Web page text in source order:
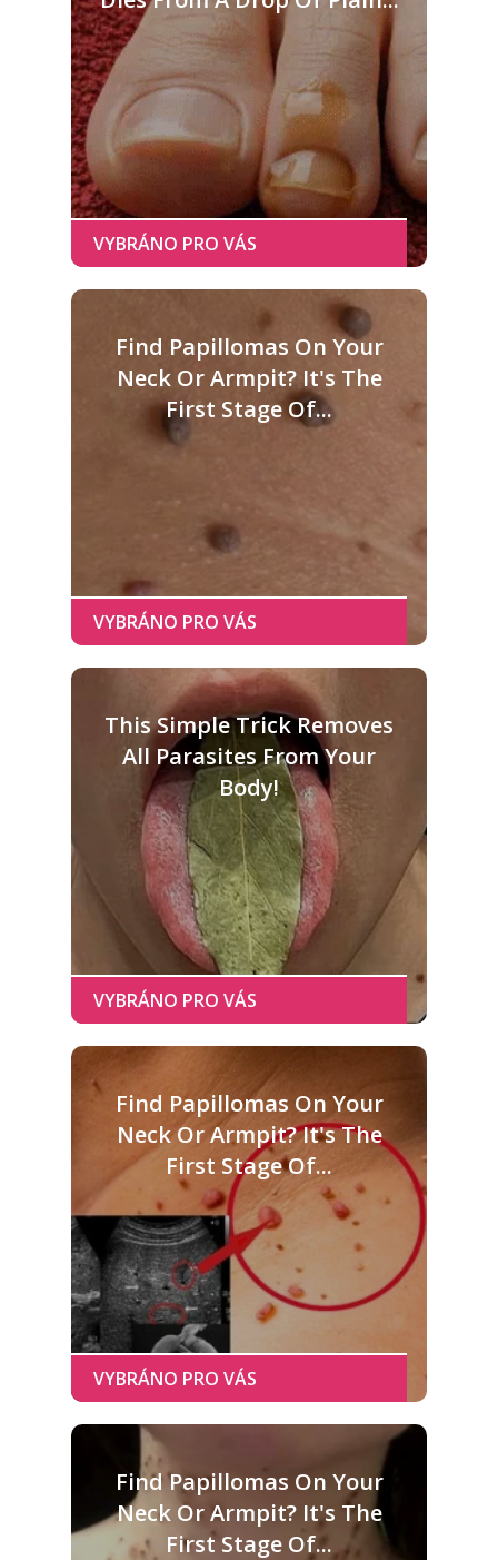
Find Papillomas On Your
Neck Or Armpit? It's The
First Stage Of...
This Simple Trick Removes
All Parasites From Your
Body!
Find Papillomas On Your
Neck Or Armpit? It's The
First Stage Of...
Find Papillomas On Your
Neck Or Armpit? It's The
First Stage Of...